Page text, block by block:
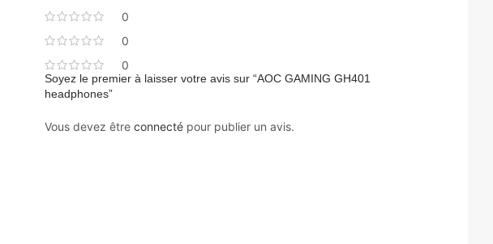
0
0
0
Soyez le premier à laisser votre avis sur “AOC GAMING GH401
headphones”
Vous devez être connectépour publier un avis.